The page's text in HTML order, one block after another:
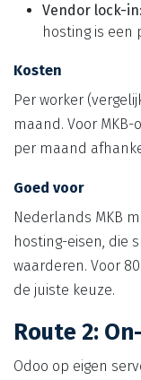
Vendor lock-in:
hosting is een
Kosten
Per worker
maand. Voor
per maand
Goed voor
Nederlands MKB
hosting-eisen, die
waarderen. Voor
de juiste keuze.
Route 2:
Odoo op eigen